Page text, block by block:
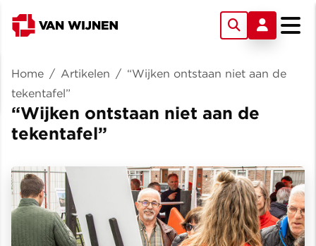
Home / Artikelen / “Wijken ontstaan niet aan de
tekentafel”
“Wijken ontstaan niet aan de
tekentafel”